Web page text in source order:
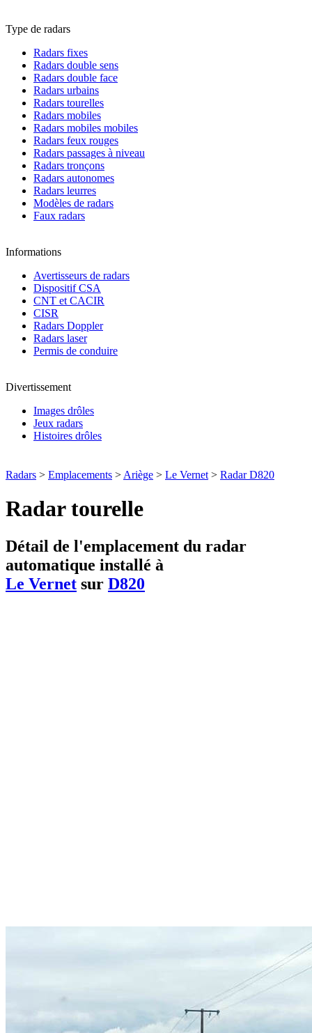
Type de radars
Radars fixes
Radars double sens
Radars double face
Radars urbains
Radars tourelles
Radars mobiles
Radars mobiles mobiles
Radars feux rouges
Radars passages à niveau
Radars tronçons
Radars autonomes
Radars leurres
Modèles de radars
Faux radars
Informations
Avertisseurs de radars
Dispositif CSA
CNT et CACIR
CISR
Radars Doppler
Radars laser
Permis de conduire
Divertissement
Images drôles
Jeux radars
Histoires drôles
Radars > Emplacements > Ariège > Le Vernet > Radar D820
Radar tourelle
Détail de l'emplacement du radar
automatique installé à
Le Vernet sur D820